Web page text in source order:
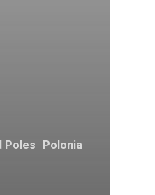
Poles Polonia